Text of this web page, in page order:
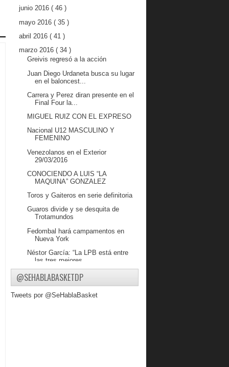
junio 2016 ( 46 )
mayo 2016 ( 35 )
abril 2016 ( 41 )
marzo 2016 ( 34 )
Greivis regresó a la acción
Juan Diego Urdaneta busca su lugar
en el baloncest...
Carrera y Perez diran presente en el
Final Four la...
MIGUEL RUIZ CON EL EXPRESO
Nacional U12 MASCULINO Y
FEMENINO
Venezolanos en el Exterior
29/03/2016
CONOCIENDO A LUIS “LA
MAQUINA” GONZALEZ
Toros y Gaiteros en serie definitoria
Guaros divide y se desquita de
Trotamundos
Fedombal hará campamentos en
Nueva York
Néstor García: “La LPB está entre
las tres mejores...
Guaros vuelve a ceder ante
Trotamundos
VENEZOLANOS EN EL
@SEHABLABASKETDP
Tweets por @SeHablaBasket